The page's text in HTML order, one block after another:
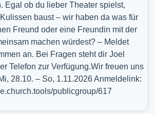
Egal ob du lieber Theater spielst,
baust – wir haben da was für
Freund oder eine Freundin mit der
machen würdest? – Meldet
an. Bei Fragen steht dir Joel
Telefon zur Verfügung.Wir freuen uns
28.10. – So, 1.11.2026 Anmeldelink:
publicgroup/617